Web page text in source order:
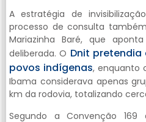
A estratégia de
processo de consulta
Mariazinha Baré, que
deliberada. O Dnit
povos indígenas, enquanto
Ibama considerava apenas
km da rodovia, totalizando
Segundo a Convenção